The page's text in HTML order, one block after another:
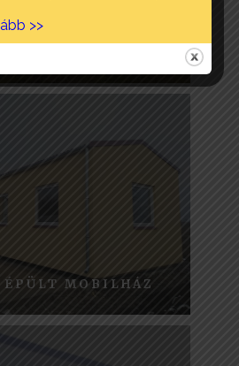
MOBILHÁZ
>>